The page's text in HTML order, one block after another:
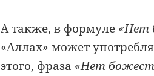
А также, в формуле «Нет
«Аллах» может
этого, фраза «Нет